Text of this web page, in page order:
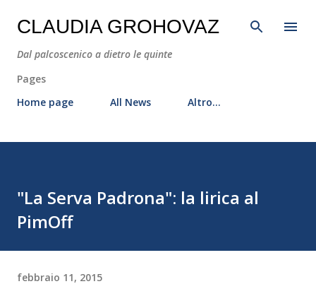
Passa ai contenuti principali
CLAUDIA GROHOVAZ
Dal palcoscenico a dietro le quinte
Pages
Home page
All News Altro…
"La Serva Padrona": la lirica al
PimOff
febbraio 11, 2015